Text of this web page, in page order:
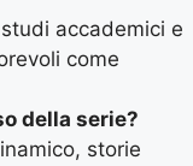
accademici e
come
della serie?
storie